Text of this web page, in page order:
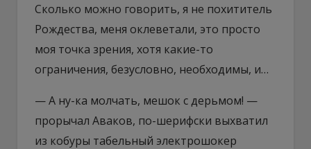
Сколько можно говорить, я не похититель
Рождества, меня оклеветали, это просто
моя точка зрения, хотя какие-то
ограничения, безусловно, необходимы, и…
— А ну-ка молчать, мешок с дерьмом! —
прорычал Аваков, по-шерифски выхватил
из кобуры табельный электрошокер